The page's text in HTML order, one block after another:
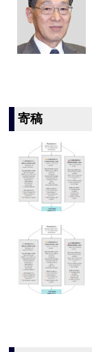
寄稿